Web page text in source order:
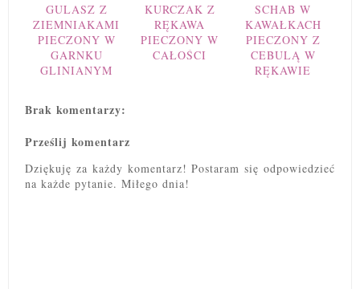
GULASZ Z
ZIEMNIAKAMI
PIECZONY W
GARNKU
GLINIANYM
KURCZAK Z
RĘKAWA
PIECZONY W
CAŁOŚCI
SCHAB W
KAWAŁKACH
PIECZONY Z
CEBULĄ W
RĘKAWIE
Brak komentarzy:
Prześlij komentarz
Dziękuję za każdy komentarz! Postaram się odpowiedzieć
na każde pytanie. Miłego dnia!